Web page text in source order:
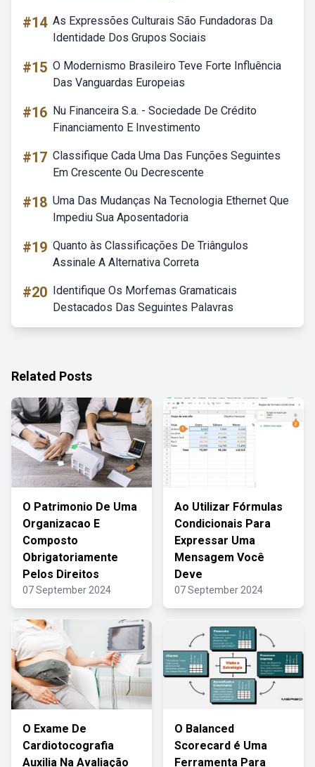
#14 As Expressões Culturais São Fundadoras Da
Identidade Dos Grupos Sociais
#15 O Modernismo Brasileiro Teve Forte Influência
Das Vanguardas Europeias
#16 Nu Financeira S.a. - Sociedade De Crédito
Financiamento E Investimento
#17 Classifique Cada Uma Das Funções Seguintes
Em Crescente Ou Decrescente
#18 Uma Das Mudanças Na Tecnologia Ethernet Que
Impediu Sua Aposentadoria
#19 Quanto às Classificações De Triângulos
Assinale A Alternativa Correta
#20 Identifique Os Morfemas Gramaticais
Destacados Das Seguintes Palavras
Related Posts
O Patrimonio De Uma
Organizacao E
Composto
Obrigatoriamente
Pelos Direitos
07 September 2024
Ao Utilizar Fórmulas
Condicionais Para
Expressar Uma
Mensagem Você
Deve
07 September 2024
O Exame De
Cardiotocografia
Auxilia Na Avaliação
O Balanced
Scorecard é Uma
Ferramenta Para